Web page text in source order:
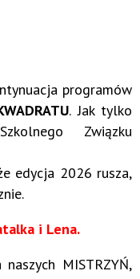
programów
. Jak tylko
Związku
edycja 2026 rusza,
i Lena.
MISTRZYŃ,